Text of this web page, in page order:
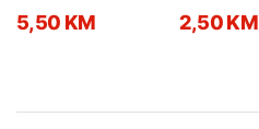
5,50 KM 2,50 KM